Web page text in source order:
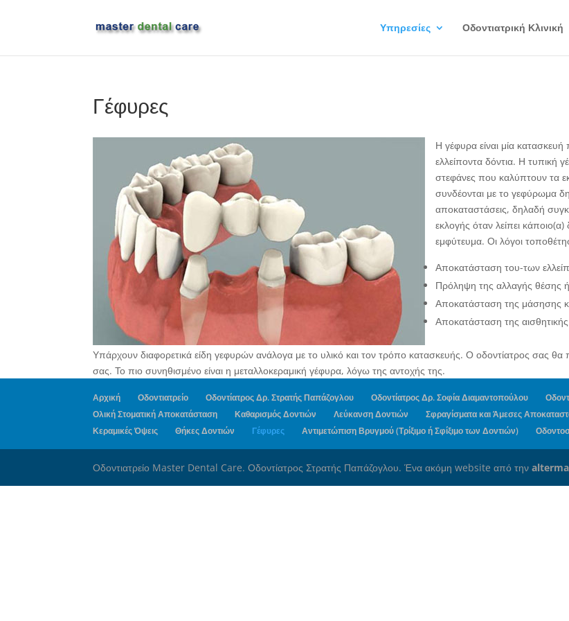
Υπηρεσίες Οδοντιατρική Κλινική
Γέφυρες
Η γέφυρα είναι μία
ελλείποντα δόντια. Η τυπική
στεφάνες που καλύπτουν τα
συνδέονται με το γεφύρωμα
αποκαταστάσεις, δηλαδή
εκλογής όταν λείπει
εμφύτευμα. Οι λόγοι
Αποκατάσταση του-των
Πρόληψη της αλλαγής θέσης
Αποκατάσταση της μάσησης
Αποκατάσταση της
Υπάρχουν διαφορετικά είδη γεφυρών ανάλογα με το υλικό και τον τρόπο κατασκευής. Ο οδοντίατρος σας θα
σας. Το πιο συνηθισμένο είναι η μεταλλοκεραμική γέφυρα, λόγω της αντοχής της.
Αρχική Οδοντιατρείο Οδοντίατρος Δρ. Στρατής Παπάζογλου Οδοντίατρος Δρ. Σοφία Διαμαντοπούλου
Ολική Στοματική Αποκατάσταση
Καθαρισμός Δοντιών Λεύκανση Δοντιών Σφραγίσματα και Άμεσες
Κεραμικές Όψεις
Θήκες Δοντιών Γέφυρες Αντιμετώπιση Βρυγμού (Τρίξιμο ή Σφίξιμο των Δοντιών)
Οδοντιατρείο Master Dental Care. Οδοντίατρος Στρατής Παπάζογλου. Ένα ακόμη website από την